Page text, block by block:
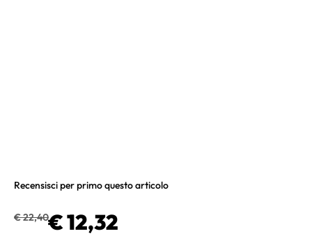
Recensisci per primo questo articolo
€ 22,40€ 12,32